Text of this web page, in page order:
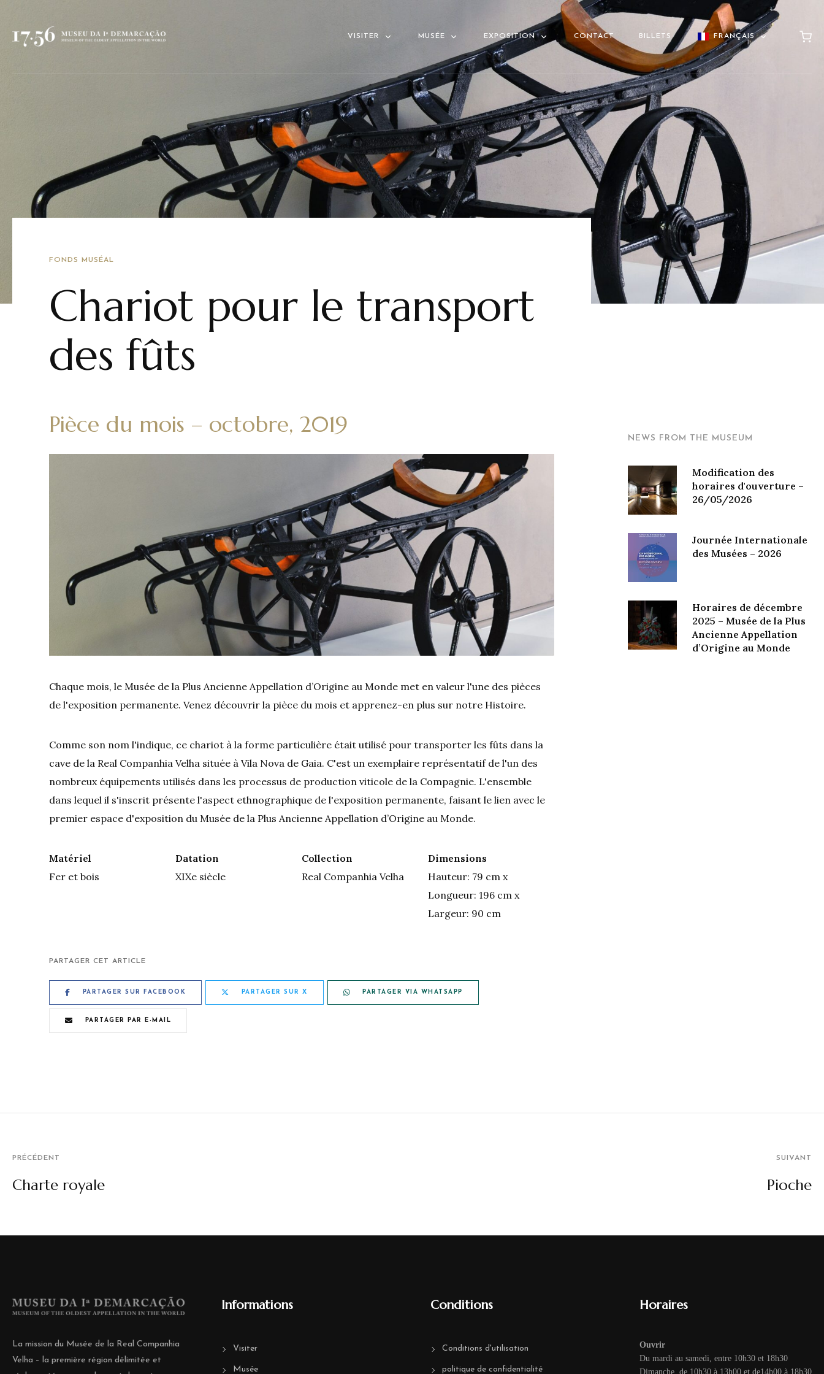
VISITER MUSÉE EXPOSITION CONTACT BILLETS FRANÇAIS
FONDS MUSÉAL
Chariot pour le transport
des fûts
Pièce du mois – octobre, 2019
Chaque mois, le Musée de la Plus Ancienne Appellation d’Origine au Monde met en valeur l'une des pièces
de l'exposition permanente. Venez découvrir la pièce du mois et apprenez-en plus sur notre Histoire.
Comme son nom l'indique, ce chariot à la forme particulière était utilisé pour transporter les fûts dans la
cave de la Real Companhia Velha située à Vila Nova de Gaia. C'est un exemplaire représentatif de l'un des
nombreux équipements utilisés dans les processus de production viticole de la Compagnie. L'ensemble
dans lequel il s'inscrit présente l'aspect ethnographique de l'exposition permanente, faisant le lien avec le
premier espace d'exposition du Musée de la Plus Ancienne Appellation d’Origine au Monde.
Matériel
Fer et bois
Datation
XIXe siècle
Collection
Real Companhia Velha
Dimensions
Hauteur: 79 cm x
Longueur: 196 cm x
Largeur: 90 cm
PARTAGER CET ARTICLE
PARTAGER SUR FACEBOOK PARTAGER SUR X PARTAGER VIA WHATSAPP
PARTAGER PAR E-MAIL
NEWS FROM THE MUSEUM
Modification des
horaires d'ouverture –
26/05/2026
Journée Internationale
des Musées – 2026
Horaires de décembre
2025 – Musée de la Plus
Ancienne Appellation
d’Origine au Monde
PRÉCÉDENT
Charte royale
SUIVANT
Pioche
La mission du Musée de la Real Companhia
Velha – la première région délimitée et
Informations
Visiter
Musée
Conditions
Conditions d'utilisation
politique de confidentialité
Horaires
Ouvrir
Du mardi au samedi, entre 10h30 et 18h30
Dimanche, de 10h30 à 13h00 et de14h00 à 18h30